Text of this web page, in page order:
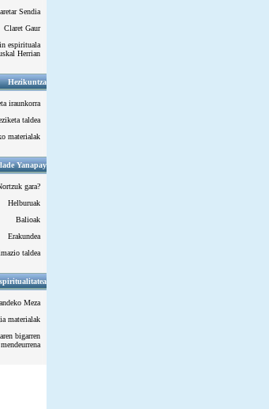
Sendia
Claret Gaur
espirituala
Herrian
Hezikuntza
iraunkorra
taldea
materialak
Yanapay
gara?
Helburuak
Balioak
Erakundea
taldea
Meza
materialak
bigarren
mendeurrena